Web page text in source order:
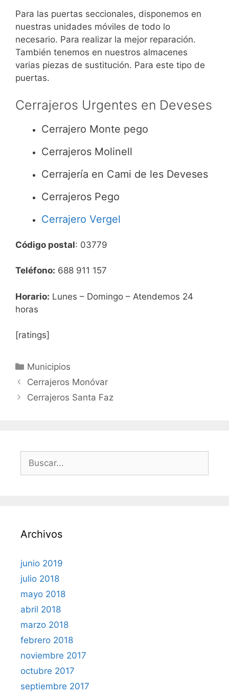
Para las puertas seccionales, disponemos en
nuestras unidades móviles de todo lo
necesario. Para realizar la mejor reparación.
También tenemos en nuestros almacenes
varias piezas de sustitución. Para este tipo de
puertas.
Cerrajeros Urgentes en Deveses
Cerrajero Monte pego
Cerrajeros Molinell
Cerrajería en Cami de les Deveses
Cerrajeros Pego
Cerrajero Vergel
Código postal: 03779
Teléfono: 688 911 157
Horario: Lunes – Domingo – Atendemos 24
horas
[ratings]
Categorías
Municipios
Cerrajeros Monóvar
Cerrajeros Santa Faz
Buscar:
Archivos
junio 2019
julio 2018
mayo 2018
abril 2018
marzo 2018
febrero 2018
noviembre 2017
octubre 2017
septiembre 2017